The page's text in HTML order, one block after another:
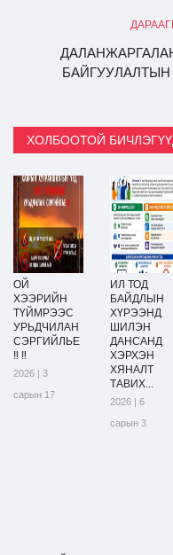
ХОЛБООТОЙ
ОЙ
ХЭЭРИЙН
ТҮЙМРЭЭС
УРЬДЧИЛАН
СЭРГИЙЛЬЕ
‼ ‼
2026 | 3
сарын 17
ИЛ ТОД
БАЙДЛЫН
ХҮРЭЭНД
ШИЛЭН
ДАНСАНД
ХЭРХЭН
ХЯНАЛТ
ТАВИХ...
2026 | 6
сарын 3